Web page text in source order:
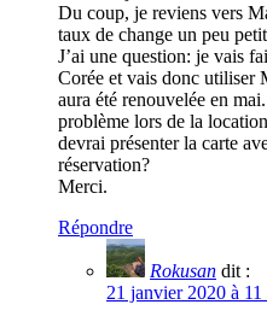
Du coup, je reviens vers
taux de change un peu
J’ai une question: je vais
Corée et vais donc utiliser
aura été renouvelée en
problème lors de la
devrai présenter la carte
réservation?
Merci.
Répondre
Rokusan dit :
21 janvier 2020 à